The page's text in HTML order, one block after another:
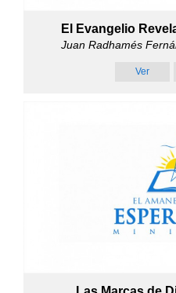
El Evangelio
Juan Radhamés
Ver